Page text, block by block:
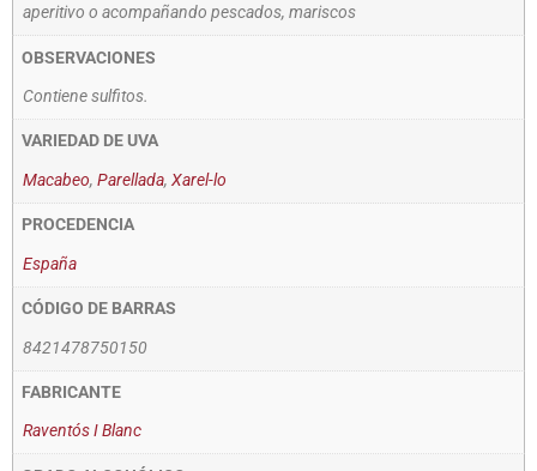
aperitivo o acompañando pescados, mariscos
OBSERVACIONES
Contiene sulfitos.
VARIEDAD DE UVA
Macabeo, Parellada, Xarel-lo
PROCEDENCIA
España
CÓDIGO DE BARRAS
8421478750150
FABRICANTE
Raventós I Blanc